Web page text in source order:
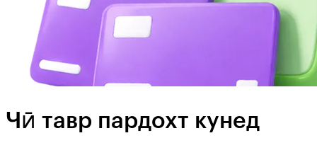
Чӣ тавр пардохт кунед